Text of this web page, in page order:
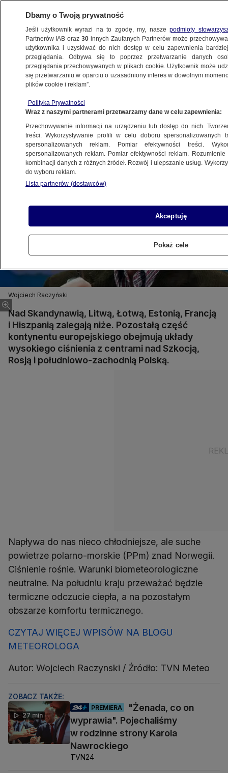
METEO
NAJNOWSZE
12.07.2011, 07:57
Udostępnij
Wojciech Raczyński
Nad Skandynawią, Litwą, Łotwą, Estonią, Francją
i Hiszpanią zalegają niże. Pozostałą część
kontynentu europejskiego obejmują układy
wysokiego ciśnienia z centrami nad Szkocją,
Rosją i południowo-zachodnią Polską.
Napływa do nas nieco chłodniejsze, ale suche
powietrze polarno-morskie (PPm) znad Norwegii.
Ciśnienie rośnie. Warunki biometeorologiczne
neutralne. Na południu kraju przeważać będzie
termiczne odczucie ciepła, a na pozostałym
obszarze komfortu termicznego.
CZYTAJ WIĘCEJ WPISÓW NA BLOGU
METEOROLOGA
Autor: Wojciech Raczynski / Źródło: TVN Meteo
ZOBACZ TAKŻE:
27 min
PREMIERA
"Żenada, co on
wyprawia". Pojechaliśmy
w rodzinne strony Karola
Nawrockiego
TVN24
Dbamy o Twoją prywatność
Jeśli użytkownik wyrazi na to zgodę, my, naszepodmioty
Partnerów IAB oraz30 innych Zaufanych Partnerów może
użytkownika i uzyskiwać do nich dostęp w celu zapewnienia
przeglądania. Odbywa się to poprzez przetwarzanie danych
przeglądania przechowywanych w plikach cookie. Użytkownik może
się przetwarzaniu w oparciu o uzasadniony interes w dowolnym
plików cookie i reklam”.
Polityka Prywatności
Wraz z naszymi partnerami przetwarzamy dane w celu zapewnienia:
Przechowywanie informacji na urządzeniu lub dostęp do nich.
treści. Wykorzystywanie profili w celu doboru spersonalizowanych
spersonalizowanych reklam. Pomiar efektywności treści.
spersonalizowanych reklam. Pomiar efektywności reklam.
kombinacji danych z różnych źródeł. Rozwój i ulepszanie usług.
do wyboru reklam.
Lista partnerów (dostawców)
Akceptuję
Pokaż cele